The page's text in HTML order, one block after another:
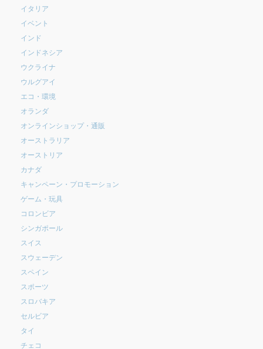
イタリア
イベント
インド
インドネシア
ウクライナ
ウルグアイ
エコ・環境
オランダ
オンラインショップ・通販
オーストラリア
オーストリア
カナダ
キャンペーン・プロモーション
ゲーム・玩具
コロンビア
シンガポール
スイス
スウェーデン
スペイン
スポーツ
スロバキア
セルビア
タイ
チェコ